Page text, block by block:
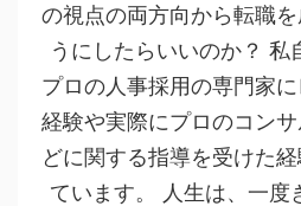
の視点の両方向から転職
うにしたらいいのか？ 私
プロの人事採用の専門家
経験や実際にプロのコン
どに関する指導を受けた
ています。 人生は、一度